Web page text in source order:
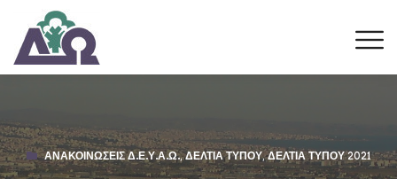
ΑΝΑΚΟΙΝΏΣΕΙΣ Δ.Ε.Υ.Α.Ω.,ΔΕΛΤΊΑ ΤΎΠΟΥ,ΔΕΛΤΊΑ ΤΎΠΟΥ 2021